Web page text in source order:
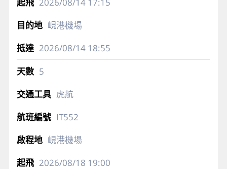
峴港機場
2026/08/1418:55
5
虎航
IT552
峴港機場
2026/08/18 19:00